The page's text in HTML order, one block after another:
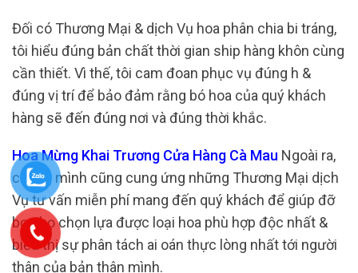
Đối có Thương Mại & dịch Vụ hoa phân chia bi tráng,
tôi hiểu đúng bản chất thời gian ship hàng khôn cùng
cần thiết. Vì thế, tôi cam đoan phục vụ đúng h &
đúng vị trí để bảo đảm rằng bó hoa của quý khách
hàng sẽ đến đúng nơi và đúng thời khắc.
Hoa Mừng Khai Trương Cửa Hàng Cà Mau Ngoài ra,
chúng mình cũng cung ứng những Thương Mại dịch
Vụ tư vấn miễn phí mang đến quý khách để giúp đỡ
bọn họ chọn lựa được loại hoa phù hợp độc nhất &
biểu thị sự phân tách ai oán thực lòng nhất tới người
thân của bản thân mình.